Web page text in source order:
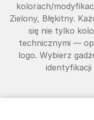
kolorach/
Zielony, Błękitny.
się nie tylko
technicznymi —
logo. Wybierz
identyfikacji